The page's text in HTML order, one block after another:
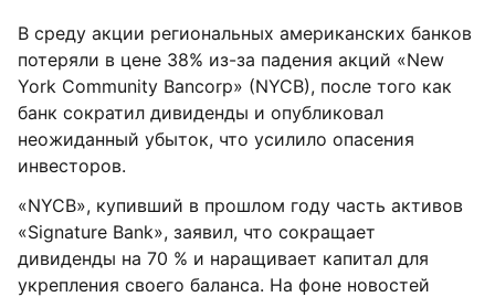
В среду акции региональных американских банков
потеряли в цене 38% из-за падения акций «New
York Community Bancorp» (NYCB), после того как
банк сократил дивиденды и опубликовал
неожиданный убыток, что усилило опасения
инвесторов.
«NYCB», купивший в прошлом году часть активов
«Signature Bank», заявил, что сокращает
дивиденды на 70 % и наращивает капитал для
укрепления своего баланса. На фоне новостей